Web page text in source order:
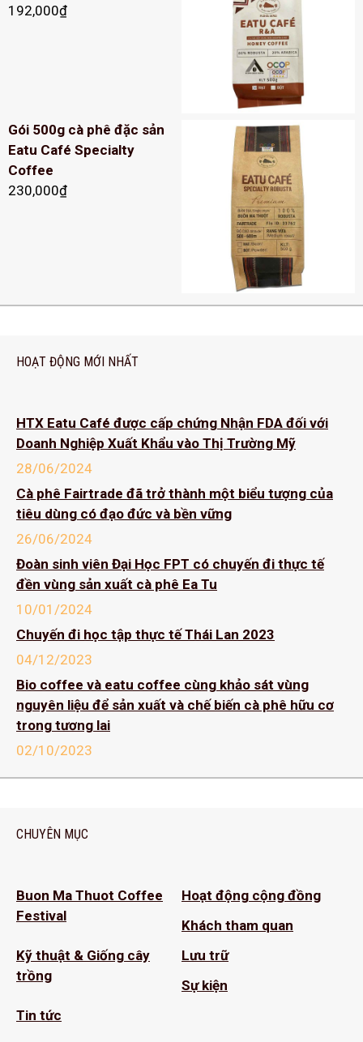
192,000₫
Gói 500g cà phê đặc sản
Eatu Café Specialty
Coffee
230,000₫
HOẠT ĐỘNG MỚI NHẤT
HTX Eatu Café được cấp chứng Nhận FDA đối với
Doanh Nghiệp Xuất Khẩu vào Thị Trường Mỹ
28/06/2024
Cà phê Fairtrade đã trở thành một biểu tượng của
tiêu dùng có đạo đức và bền vững
26/06/2024
Đoàn sinh viên Đại Học FPT có chuyến đi thực tế
đền vùng sản xuất cà phê Ea Tu
10/01/2024
Chuyến đi học tập thực tế Thái Lan 2023
04/12/2023
Bio coffee và eatu coffee cùng khảo sát vùng
nguyên liệu để sản xuất và chế biến cà phê hữu cơ
trong tương lai
02/10/2023
CHUYÊN MỤC
Buon Ma Thuot Coffee
Festival
Hoạt động cộng đồng
Khách tham quan
Kỹ thuật & Giống cây
trồng
Lưu trữ
Sự kiện
Tin tức